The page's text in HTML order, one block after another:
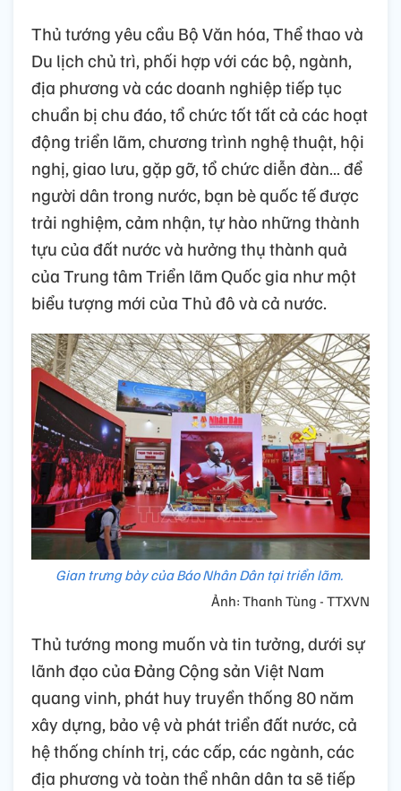
Thủ tướng yêu cầu Bộ Văn hóa, Thể thao và
Du lịch chủ trì, phối hợp với các bộ, ngành,
địa phương và các doanh nghiệp tiếp tục
chuẩn bị chu đáo, tổ chức tốt tất cả các hoạt
động triển lãm, chương trình nghệ thuật, hội
nghị, giao lưu, gặp gỡ, tổ chức diễn đàn… để
người dân trong nước, bạn bè quốc tế được
trải nghiệm, cảm nhận, tự hào những thành
tựu của đất nước và hưởng thụ thành quả
của Trung tâm Triển lãm Quốc gia như một
biểu tượng mới của Thủ đô và cả nước.
Gian trưng bày của Báo Nhân Dân tại triển lãm.
Ảnh: Thanh Tùng - TTXVN
Thủ tướng mong muốn và tin tưởng, dưới sự
lãnh đạo của Đảng Cộng sản Việt Nam
quang vinh, phát huy truyền thống 80 năm
xây dựng, bảo vệ và phát triển đất nước, cả
hệ thống chính trị, các cấp, các ngành, các
địa phương và toàn thể nhân dân ta sẽ tiếp